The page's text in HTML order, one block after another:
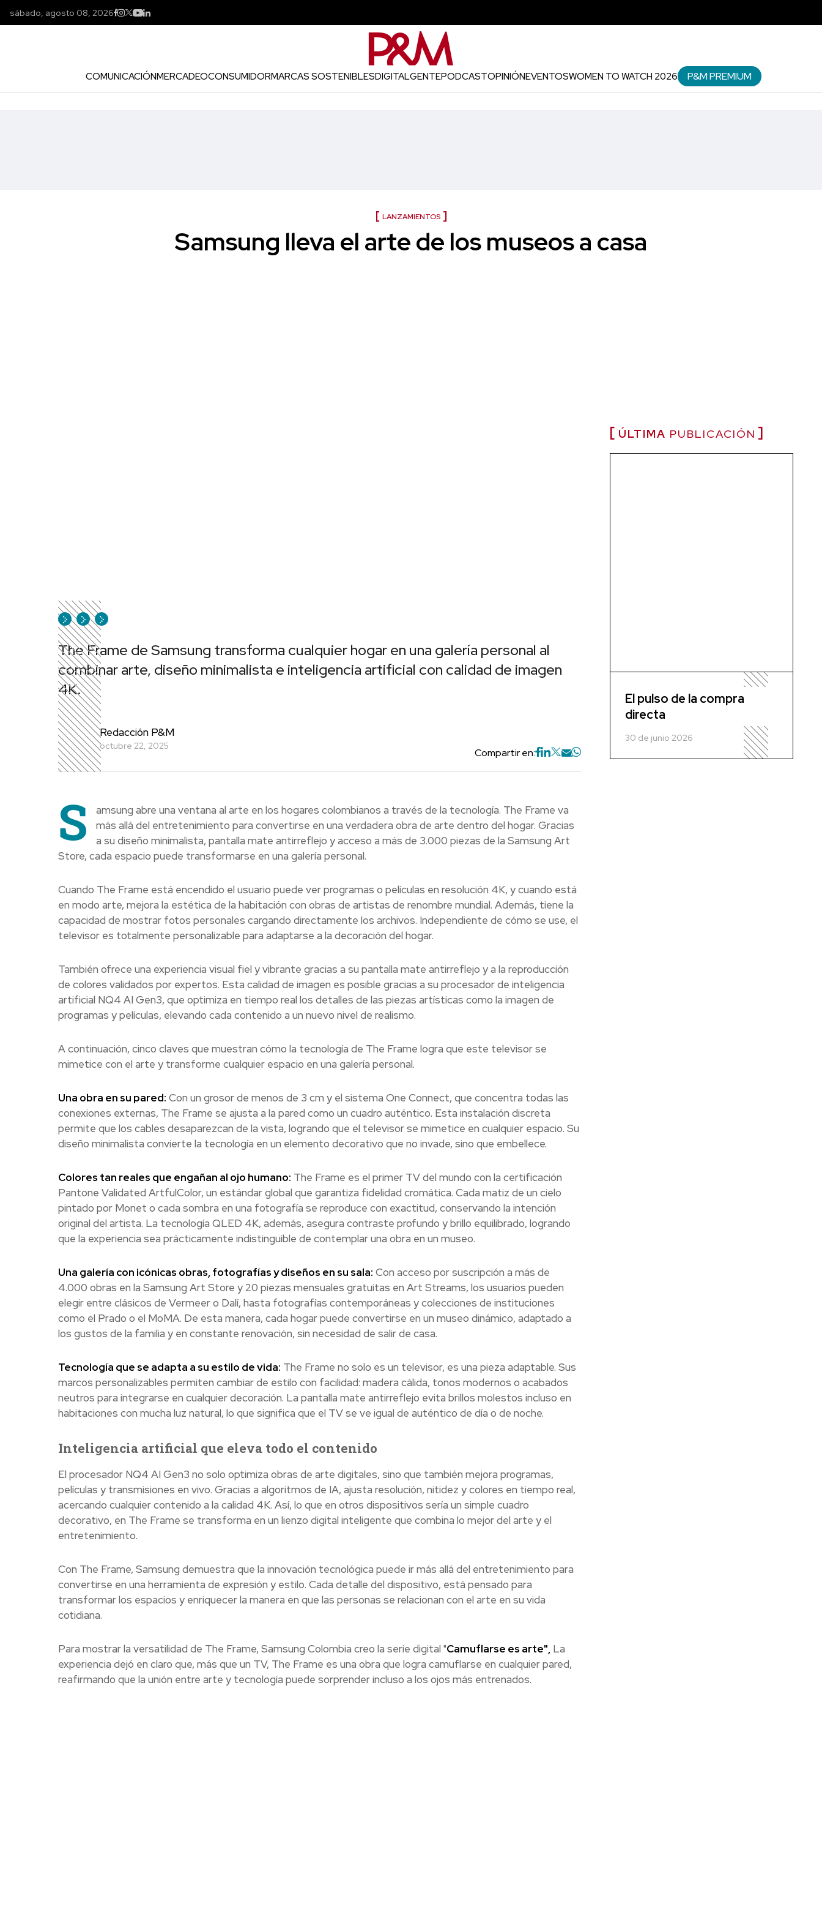
sábado, agosto 08, 2026
COMUNICACIÓNMERCADEOCONSUMIDORMARCAS SOSTENIBLESDIGITALGENTEPODCASTOPINIÓNEVENTOSWOMEN TO WATCH 2026 P&M PREMIUM
LANZAMIENTOS
Samsung lleva el arte de los museos a casa
The Frame de Samsung transforma cualquier hogar en una galería personal al
combinar arte, diseño minimalista e inteligencia artificial con calidad de imagen
4K.
Redacción P&M
octubre 22, 2025
Compartir en:
S
amsung abre una ventana al arte en los hogares colombianos a través de la tecnología. The Frame va
más allá del entretenimiento para convertirse en una verdadera obra de arte dentro del hogar. Gracias
a su diseño minimalista, pantalla mate antirreflejo y acceso a más de 3.000 piezas de la Samsung Art
Store, cada espacio puede transformarse en una galería personal.
Cuando The Frame está encendido el usuario puede ver programas o películas en resolución 4K, y cuando está
en modo arte, mejora la estética de la habitación con obras de artistas de renombre mundial. Además, tiene la
capacidad de mostrar fotos personales cargando directamente los archivos. Independiente de cómo se use, el
televisor es totalmente personalizable para adaptarse a la decoración del hogar.
También ofrece una experiencia visual fiel y vibrante gracias a su pantalla mate antirreflejo y a la reproducción
de colores validados por expertos. Esta calidad de imagen es posible gracias a su procesador de inteligencia
artificial NQ4 AI Gen3, que optimiza en tiempo real los detalles de las piezas artísticas como la imagen de
programas y películas, elevando cada contenido a un nuevo nivel de realismo.
A continuación, cinco claves que muestran cómo la tecnología de The Frame logra que este televisor se
mimetice con el arte y transforme cualquier espacio en una galería personal.
Una obra en su pared: Con un grosor de menos de 3 cm y el sistema One Connect, que concentra todas las
conexiones externas, The Frame se ajusta a la pared como un cuadro auténtico. Esta instalación discreta
permite que los cables desaparezcan de la vista, logrando que el televisor se mimetice en cualquier espacio. Su
diseño minimalista convierte la tecnología en un elemento decorativo que no invade, sino que embellece.
Colores tan reales que engañan al ojo humano: The Frame es el primer TV del mundo con la certificación
Pantone Validated ArtfulColor, un estándar global que garantiza fidelidad cromática. Cada matiz de un cielo
pintado por Monet o cada sombra en una fotografía se reproduce con exactitud, conservando la intención
original del artista. La tecnología QLED 4K, además, asegura contraste profundo y brillo equilibrado, logrando
que la experiencia sea prácticamente indistinguible de contemplar una obra en un museo.
Una galería con icónicas obras, fotografías y diseños en su sala: Con acceso por suscripción a más de
4.000 obras en la Samsung Art Store y 20 piezas mensuales gratuitas en Art Streams, los usuarios pueden
elegir entre clásicos de Vermeer o Dalí, hasta fotografías contemporáneas y colecciones de instituciones
como el Prado o el MoMA. De esta manera, cada hogar puede convertirse en un museo dinámico, adaptado a
los gustos de la familia y en constante renovación, sin necesidad de salir de casa.
Tecnología que se adapta a su estilo de vida: The Frame no solo es un televisor, es una pieza adaptable. Sus
marcos personalizables permiten cambiar de estilo con facilidad: madera cálida, tonos modernos o acabados
neutros para integrarse en cualquier decoración. La pantalla mate antirreflejo evita brillos molestos incluso en
habitaciones con mucha luz natural, lo que significa que el TV se ve igual de auténtico de día o de noche.
Inteligencia artificial que eleva todo el contenido
El procesador NQ4 AI Gen3 no solo optimiza obras de arte digitales, sino que también mejora programas,
películas y transmisiones en vivo. Gracias a algoritmos de IA, ajusta resolución, nitidez y colores en tiempo real,
acercando cualquier contenido a la calidad 4K. Así, lo que en otros dispositivos sería un simple cuadro
decorativo, en The Frame se transforma en un lienzo digital inteligente que combina lo mejor del arte y el
entretenimiento.
Con The Frame, Samsung demuestra que la innovación tecnológica puede ir más allá del entretenimiento para
convertirse en una herramienta de expresión y estilo. Cada detalle del dispositivo, está pensado para
transformar los espacios y enriquecer la manera en que las personas se relacionan con el arte en su vida
cotidiana.
Para mostrar la versatilidad de The Frame, Samsung Colombia creo la serie digital "Camuflarse es arte",La
experiencia dejó en claro que, más que un TV, The Frame es una obra que logra camuflarse en cualquier pared,
reafirmando que la unión entre arte y tecnología puede sorprender incluso a los ojos más entrenados.
ÚLTIMA PUBLICACIÓN
El pulso de la compra
directa
30 de junio 2026